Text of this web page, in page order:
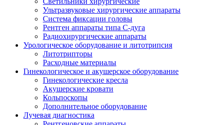
Ультразвуковые хирургические аппараты
Система фиксации головы
Рентген аппараты типа С-дуга
Радиохирургические аппараты
Урологическое оборудование и литотрипсия
Литотрипторы
Расходные материалы
Гинекологическое и акушерское оборудование
Гинекологические кресла
Акушерские кровати
Кольпоскопы
Дополнительное оборудование
Лучевая диагностика